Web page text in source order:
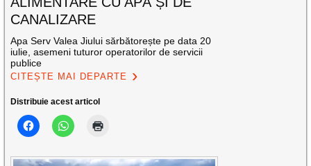
CANALIZARE
Apa Serv Valea Jiului sărbătorește pe data 20
iulie, asemeni tuturor operatorilor de servicii
publice
CITEȘTE MAI DEPARTE
Distribuie acest articol